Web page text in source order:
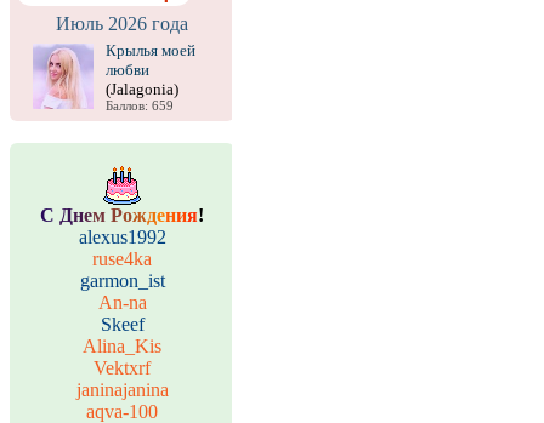
Июль 2026 года
Крылья моей
любви
(Jalagonia)
Баллов: 659
С Днем Рождения!
alexus1992
ruse4ka
garmon_ist
An-na
Skeef
Alina_Kis
Vektxrf
janinajanina
aqva-100